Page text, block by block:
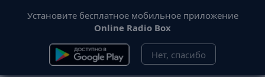
Установите бесплатное мобильное приложение
Online Radio Box
Нет, спасибо